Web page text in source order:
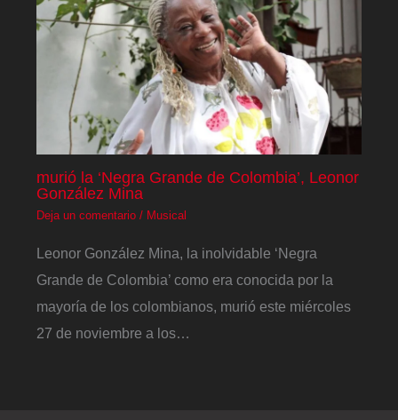
murió la ‘Negra Grande de Colombia’, Leonor
González Mina
Deja un comentario / Musical
Leonor González Mina, la inolvidable ‘Negra
Grande de Colombia’ como era conocida por la
mayoría de los colombianos, murió este miércoles
27 de noviembre a los…